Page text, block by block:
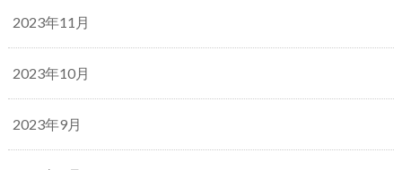
2023年11月
2023年10月
2023年9月